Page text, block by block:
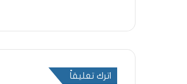
اترك تعليقاً